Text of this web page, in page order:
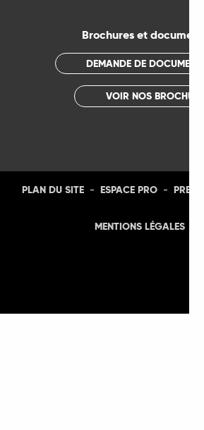
Brochures et
DEMANDE DE
VOIR NOS BROCHURES
PLAN DU SITE - ESPACE PRO - PRESSE
MENTIONS LÉGALES